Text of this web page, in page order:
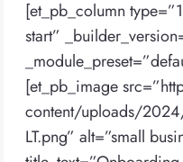
[et_pb_column
start”
[et_pb_image
content/uploads/
LT.png” alt=”small